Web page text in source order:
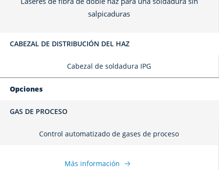
salpicaduras
CABEZAL DE DISTRIBUCIÓN DEL HAZ
Cabezal de soldadura IPG
Opciones
GAS DE PROCESO
Control automatizado de gases de proceso
Más información